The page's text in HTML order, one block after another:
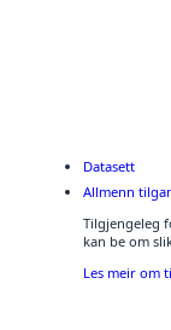
Datasett
Allmenn
Tilgjengeleg
kan be om
Les meir om